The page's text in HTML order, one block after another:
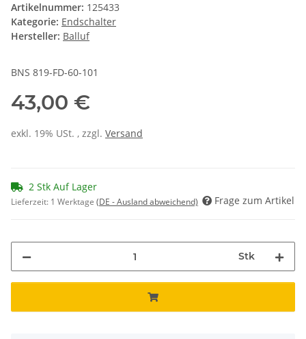
Artikelnummer: 125433
Kategorie: Endschalter
Hersteller: Balluf
BNS 819-FD-60-101
43,00 €
exkl. 19% USt. , zzgl. Versand
2 Stk Auf Lager
Lieferzeit: 1 Werktage (DE - Ausland abweichend) Frage zum Artikel
Stk